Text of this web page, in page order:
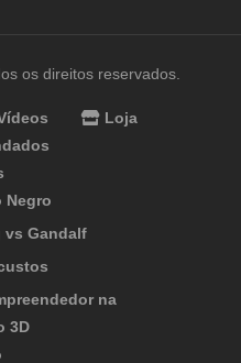
os direitos reservados.
Loja
Negro
vs Gandalf
na
3D